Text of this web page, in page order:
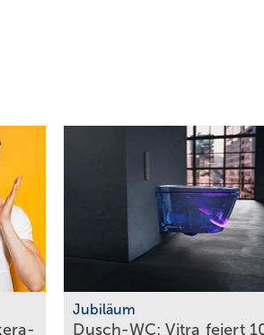
Jubiläum
Dusch-WC: Vitra feiert